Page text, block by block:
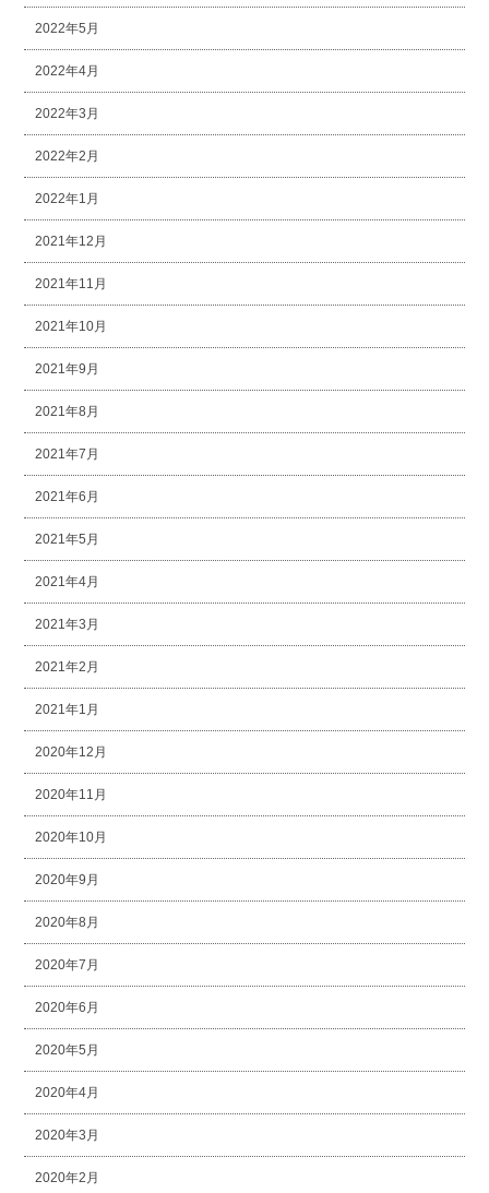
2022年5月
2022年4月
2022年3月
2022年2月
2022年1月
2021年12月
2021年11月
2021年10月
2021年9月
2021年8月
2021年7月
2021年6月
2021年5月
2021年4月
2021年3月
2021年2月
2021年1月
2020年12月
2020年11月
2020年10月
2020年9月
2020年8月
2020年7月
2020年6月
2020年5月
2020年4月
2020年3月
2020年2月